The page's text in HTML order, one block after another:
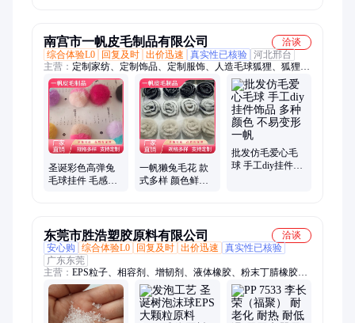
南宫市一帆皮毛制品有限公司
洽谈
综合体验L0
回复及时 出价迅速 真实性已核验 河北邢台
主营： 定制家纺、定制饰品、定制服饰、人造毛球狐狸、狐狸毛
球饰品、毛球仿毛球、人造毛球、仿獭兔毛球、仿狐狸毛球、爱
心毛球、仿兔爱心毛球、毛球挂件、心形猫咪毛球、貉子是定
制、是批发服装、皮毛装饰服装、一帆皮毛装饰、一帆皮毛貉
子、一帆皮毛狐狸、皮毛獭兔服装、一帆皮毛挂件、一帆皮毛獭
兔、皮毛狐狸服装、皮毛貉子服装、皮毛挂件服装
圣诞彩色高弹兔
毛球挂件 毛感细
一帆獭兔毛花 款
式多样 颜色鲜艳
批发仿毛爱心毛
球 手工diy挂件饰
东莞市胜浩塑胶原料有限公司
洽谈
安心购
综合体验L0 回复及时 出价迅速
真实性已核验
广东东莞
主营： EPS粒子、相容剂、增韧剂、液体橡胶、粉末丁腈橡胶、
功能助剂、工程塑料、部分通用塑料